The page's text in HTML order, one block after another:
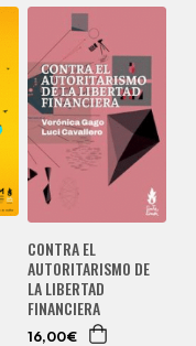
CONTRA EL
AUTORITARISMO DE
LA LIBERTAD
FINANCIERA
16,00€